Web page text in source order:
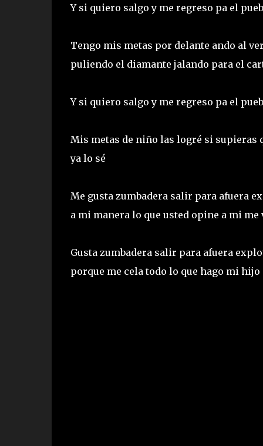
Y si quiero salgo y me regreso pa el
Tengo mis metas por delante ando al
puliendo el diamante jalando para el
Y si quiero salgo y me regreso pa el
Mis metas de niño las logré si supieras
ya lo sé
Me gusta zumbadera salir para afuera
a mi manera lo que usted opine a mi me
Gusta zumbadera salir para afuera
porque me cela todo lo que hago mi